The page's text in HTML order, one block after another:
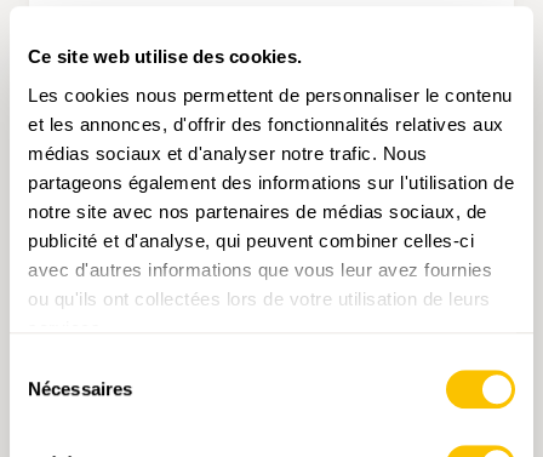
Ce site web utilise des cookies.
Les cookies nous permettent de personnaliser le contenu
et les annonces, d'offrir des fonctionnalités relatives aux
médias sociaux et d'analyser notre trafic. Nous
partageons également des informations sur l'utilisation de
notre site avec nos partenaires de médias sociaux, de
publicité et d'analyse, qui peuvent combiner celles-ci
avec d'autres informations que vous leur avez fournies
ou qu'ils ont collectées lors de votre utilisation de leurs
Nécessaires
Kronberg für den Nachmittag gebucht
werden.
ZIEL
Nach einem spannenden Tag führen die
Appenzeller Bahnen wieder zurück nach
PREISE